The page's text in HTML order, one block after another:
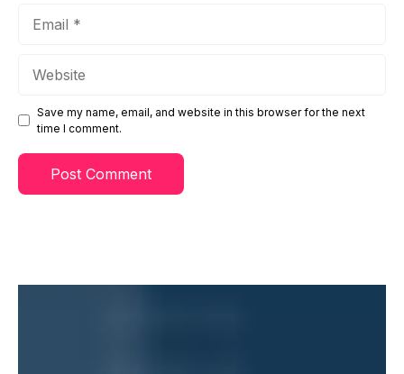
Save my name, email, and website in this browser for the next
time I comment.